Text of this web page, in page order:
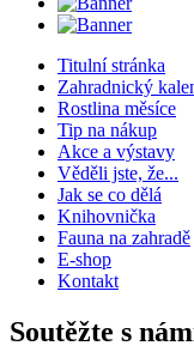
Titulní stránka
Zahradnický
Rostlina měsíce
Tip na nákup
Akce a výstavy
Věděli jste, že...
Jak se co dělá
Knihovnička
Fauna na zahradě
E-shop
Kontakt
Soutěžte s